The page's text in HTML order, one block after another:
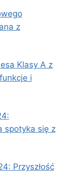
z
Klasy A z
i
spotyka się z
Przyszłość